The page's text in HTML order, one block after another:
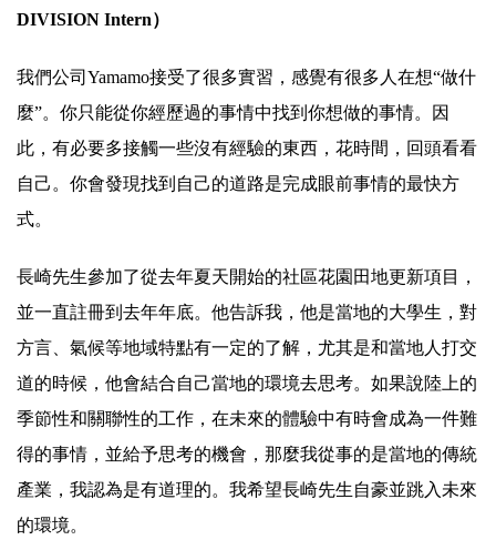
DIVISION Intern）
我們公司Yamamo接受了很多實習，感覺有很多人在想“做什
麼”。你只能從你經歷過的事情中找到你想做的事情。因
此，有必要多接觸一些沒有經驗的東西，花時間，回頭看看
自己。你會發現找到自己的道路是完成眼前事情的最快方
式。
長崎先生參加了從去年夏天開始的社區花園田地更新項目，
並一直註冊到去年年底。他告訴我，他是當地的大學生，對
方言、氣候等地域特點有一定的了解，尤其是和當地人打交
道的時候，他會結合自己當地的環境去思考。如果說陸上的
季節性和關聯性的工作，在未來的體驗中有時會成為一件難
得的事情，並給予思考的機會，那麼我從事的是當地的傳統
產業，我認為是有道理的。我希望長崎先生自豪並跳入未來
的環境。